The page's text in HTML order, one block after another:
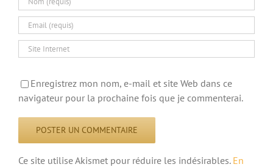
Enregistrez mon nom, e-mail et site Web dans ce
navigateur pour la prochaine fois que je commenterai.
Ce site utilise Akismet pour réduire les indésirables. En